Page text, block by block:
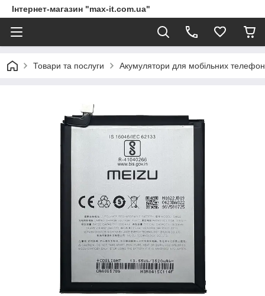
Інтернет-магазин "max-it.com.ua"
Товари та послуги Акумулятори для мобільних